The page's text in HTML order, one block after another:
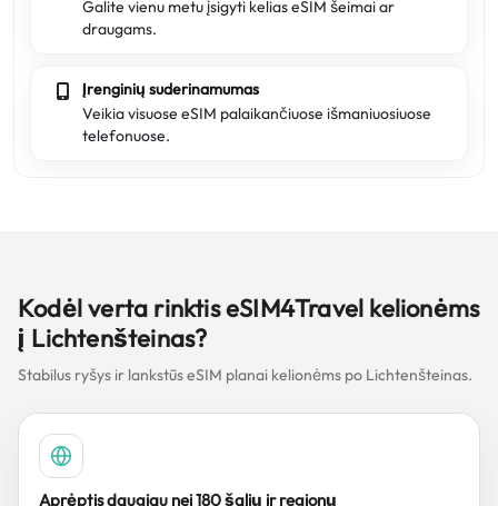
Galite vienu metu įsigyti kelias eSIM šeimai ar
draugams.
Įrenginių suderinamumas
Veikia visuose eSIM palaikančiuose išmaniuosiuose
telefonuose.
Kodėl verta rinktis eSIM4Travel kelionėms
į Lichtenšteinas?
Stabilus ryšys ir lankstūs eSIM planai kelionėms po Lichtenšteinas.
Aprėptis daugiau nei 180 šalių ir regionų